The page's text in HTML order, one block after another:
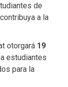
de
a la
otorgará 19
estudiantes
para la